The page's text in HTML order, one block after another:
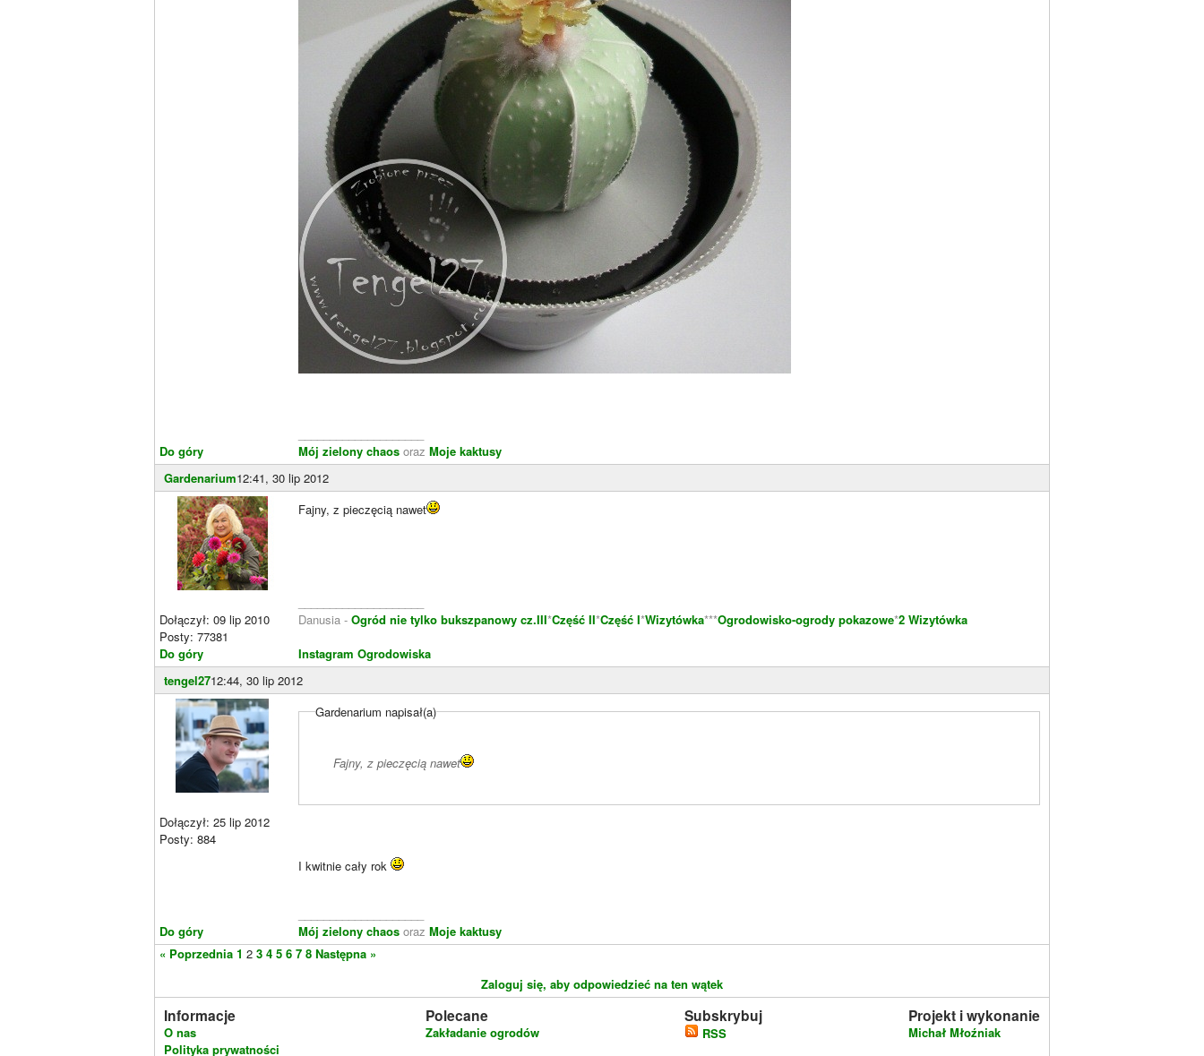
Do góry
Mój zielony chaos oraz Moje kaktusy
Gardenarium12:41, 30 lip 2012
Dołączył: 09 lip 2010
Posty: 77381
Do góry
Fajny, z pieczęcią nawet
Danusia - Ogród nie tylko bukszpanowy cz.III*Część II*Część I*Wizytówka***Ogrodowisko-ogrody pokazowe*2 Wizytówka
Instagram Ogrodowiska
tengel2712:44, 30 lip 2012
Dołączył: 25 lip 2012
Posty: 884
Do góry
Gardenarium napisał(a)
Fajny, z pieczęcią nawet
I kwitnie cały rok
Mój zielony chaos oraz Moje kaktusy
« Poprzednia 1 2 3 4 5 6 7 8 Następna »
Zaloguj się, aby odpowiedzieć na ten wątek
Informacje
O nas
Polityka prywatności
Polecane
Zakładanie ogrodów
Subskrybuj
RSS
Projekt i wykonanie
Michał Młoźniak